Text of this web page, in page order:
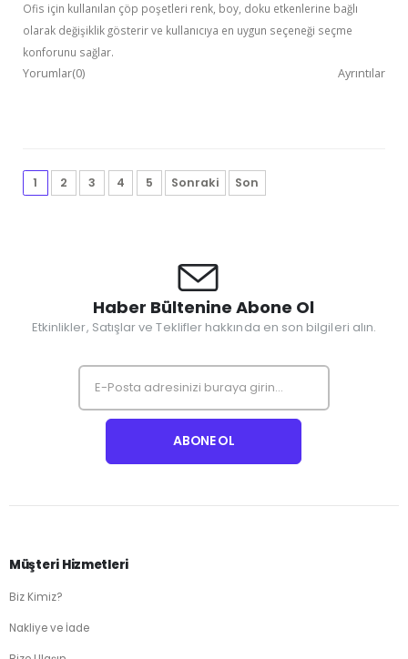
Ofis için kullanılan çöp poşetleri renk, boy, doku etkenlerine bağlı
olarak değişiklik gösterir ve kullanıcıya en uygun seçeneği seçme
konforunu sağlar.
Yorumlar(0) Ayrıntılar
1 2 3 4 5 Sonraki Son
Haber Bültenine Abone Ol
Etkinlikler, Satışlar ve Teklifler hakkında en son bilgileri alın.
Müşteri Hizmetleri
Biz Kimiz?
Nakliye ve İade